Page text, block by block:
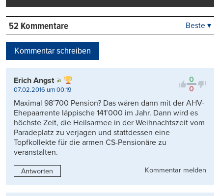
52 Kommentare
Kontrovers
Beste ▾
Kommentar schreiben
0
0
Erich Angst
07.02.2016 um 00:19
Maximal 98’700 Pension? Das wären dann mit der AHV-
Ehepaarrente läppische 141’000 im Jahr. Dann wird es
höchste Zeit, die Heilsarmee in der Weihnachtszeit vom
Paradeplatz zu verjagen und stattdessen eine
Topfkollekte für die armen CS-Pensionäre zu
veranstalten.
Antworten Kommentar melden